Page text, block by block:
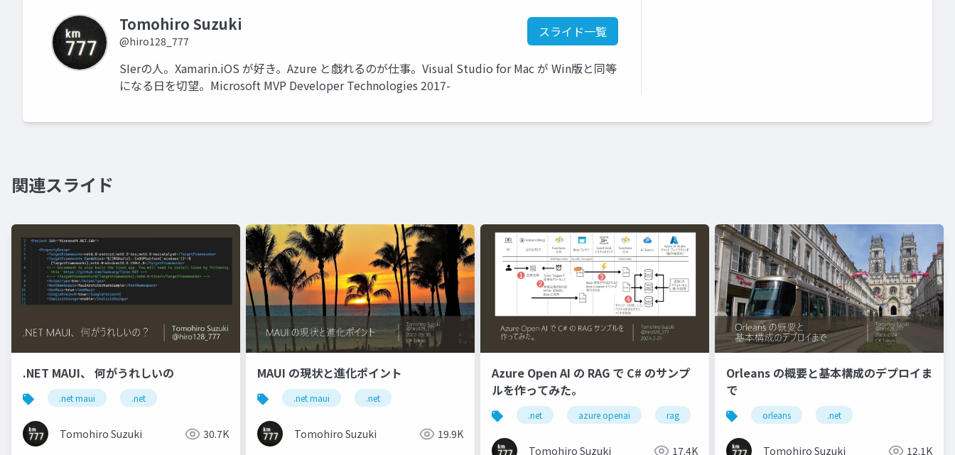
Tomohiro Suzuki
@hiro128_777
スライド一覧
SIerの人。Xamarin.iOS が好き。Azure と戯れるのが仕事。Visual Studio for Mac が Win版と同等
になる日を切望。Microsoft MVP Developer Technologies 2017-
関連スライド
.NET MAUI、 何がうれしいの
.net maui .net
Tomohiro Suzuki 30.7K
MAUI の現状と進化ポイント
.net maui .net
Tomohiro Suzuki 19.9K
Azure Open AI の RAG で C# のサンプ
ルを作ってみた。
.net azure openai rag
Tomohiro Suzuki 17.4K
Orleans の概要と基本構成のデプロイま
で
orleans .net
Tomohiro Suzuki 12.1K